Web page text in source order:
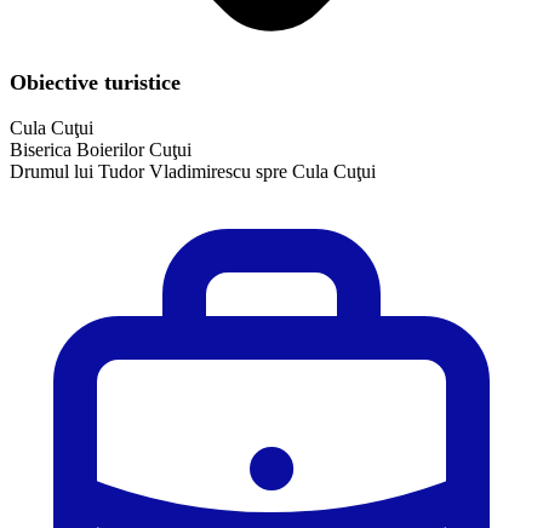
Obiective turistice
Cula Cuţui
Biserica Boierilor Cuţui
Drumul lui Tudor Vladimirescu spre Cula Cuţui